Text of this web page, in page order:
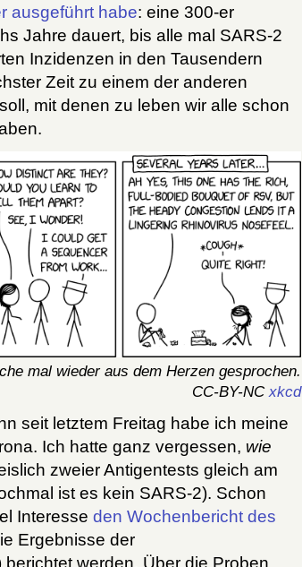
ausgeführt habe: eine 300-er
Jahre dauert, bis alle mal SARS-2
Inzidenzen in den Tausendern
Zeit zu einem der anderen
mit denen zu leben wir alle schon
mal wieder aus dem Herzen gesprochen.
CC-BY-NCxkcd
seit letztem Freitag habe ich meine
Ich hatte ganz vergessen, wie
zweier Antigentests gleich am
ist es kein SARS-2). Schon
Interesseden Wochenbericht des
Ergebnisse der
werden. Über die Proben